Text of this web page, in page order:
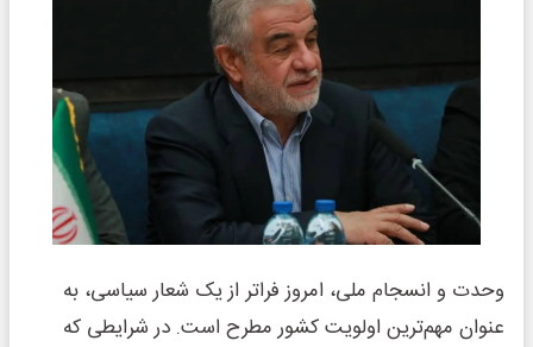
وحدت و انسجام ملی، امروز فراتر از یک شعار سیاسی، به
عنوان مهم‌ترین اولویت کشور مطرح است. در شرایطی که